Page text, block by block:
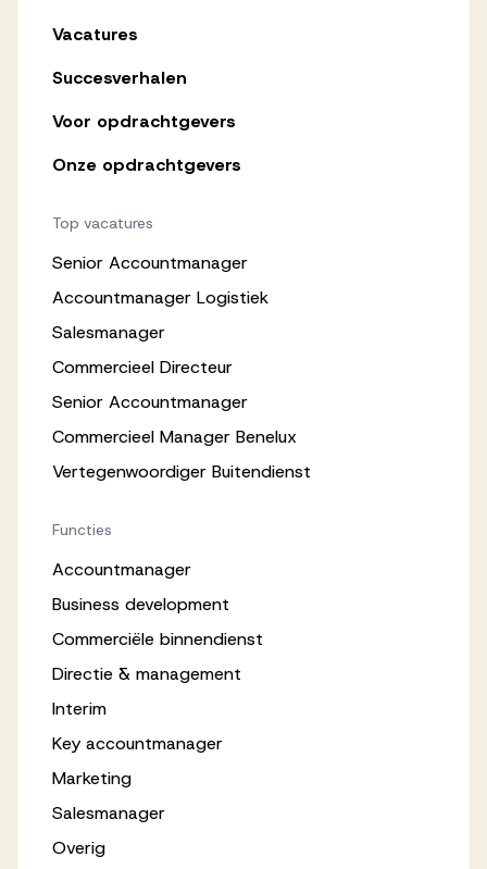
Vacatures
Succesverhalen
Voor opdrachtgevers
Onze opdrachtgevers
Top vacatures
Senior Accountmanager
Accountmanager Logistiek
Salesmanager
Commercieel Directeur
Senior Accountmanager
Commercieel Manager Benelux
Vertegenwoordiger Buitendienst
Functies
Accountmanager
Business development
Commerciële binnendienst
Directie & management
Interim
Key accountmanager
Marketing
Salesmanager
Overig